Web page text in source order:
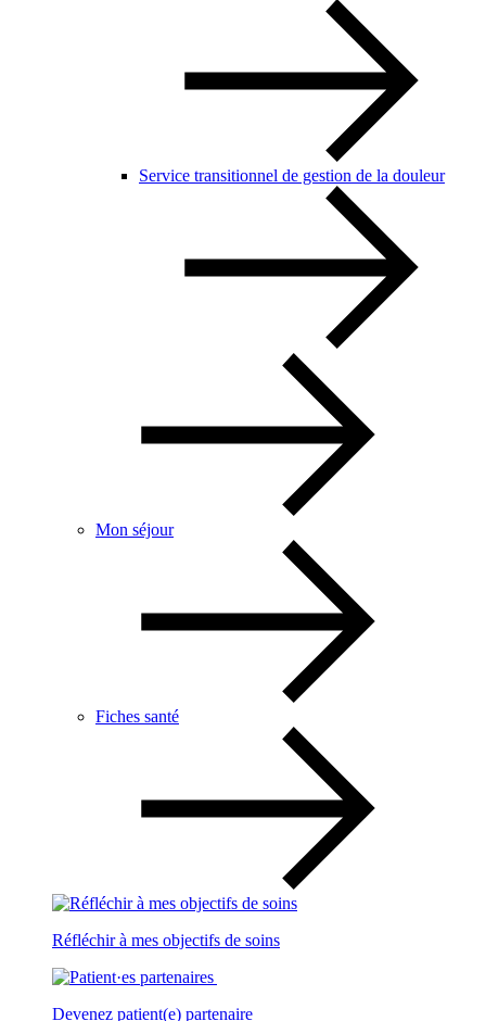
Service transitionnel de gestion de la douleur
Mon séjour
Fiches santé
Réfléchir à mes objectifs de soins
Devenez patient(e) partenaire